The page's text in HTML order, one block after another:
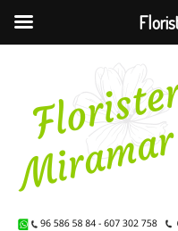
contenido